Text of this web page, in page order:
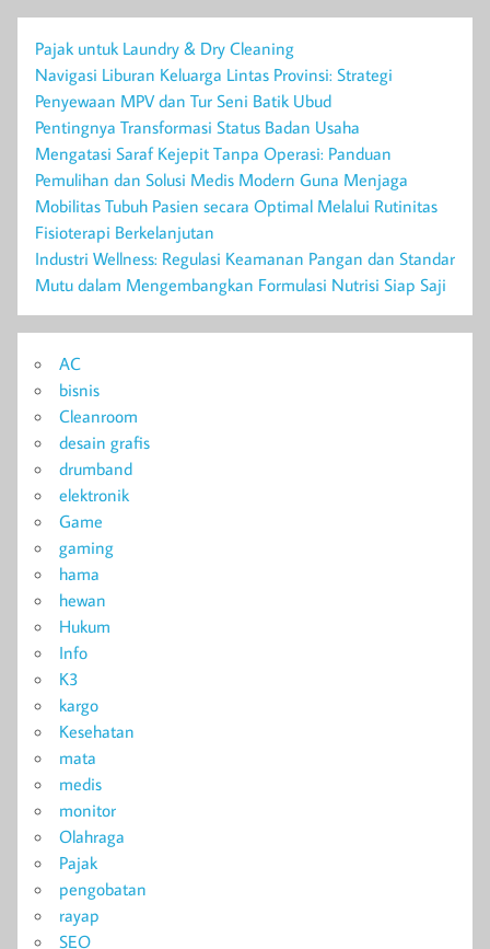
Pajak untuk Laundry & Dry Cleaning
Navigasi Liburan Keluarga Lintas Provinsi: Strategi
Penyewaan MPV dan Tur Seni Batik Ubud
Pentingnya Transformasi Status Badan Usaha
Mengatasi Saraf Kejepit Tanpa Operasi: Panduan
Pemulihan dan Solusi Medis Modern Guna Menjaga
Mobilitas Tubuh Pasien secara Optimal Melalui Rutinitas
Fisioterapi Berkelanjutan
Industri Wellness: Regulasi Keamanan Pangan dan Standar
Mutu dalam Mengembangkan Formulasi Nutrisi Siap Saji
AC
bisnis
Cleanroom
desain grafis
drumband
elektronik
Game
gaming
hama
hewan
Hukum
Info
K3
kargo
Kesehatan
mata
medis
monitor
Olahraga
Pajak
pengobatan
rayap
SEO